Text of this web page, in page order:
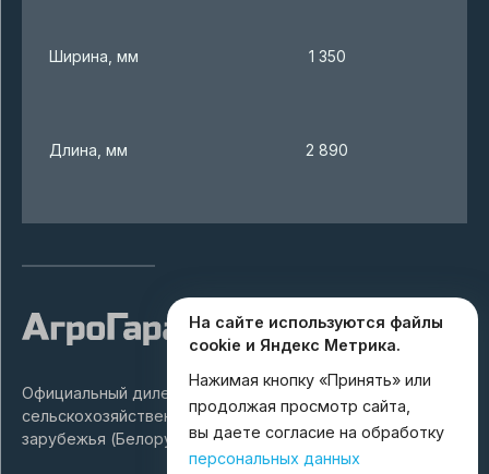
Ширина, мм
Длина, мм
1 350
2 890
Официальный дилер ведущих заводов производителей
сельскохозяйственной техники России и ближнего
зарубежья (Белоруссия, Турция).
На сайте используются файлы
cookie и Яндекс Метрика.
Нажимая кнопку «Принять» или
продолжая просмотр сайта,
вы даете согласие на обработку
персональных данных